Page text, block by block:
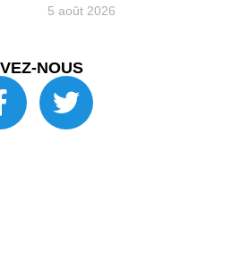
5 août 2026
NOUS